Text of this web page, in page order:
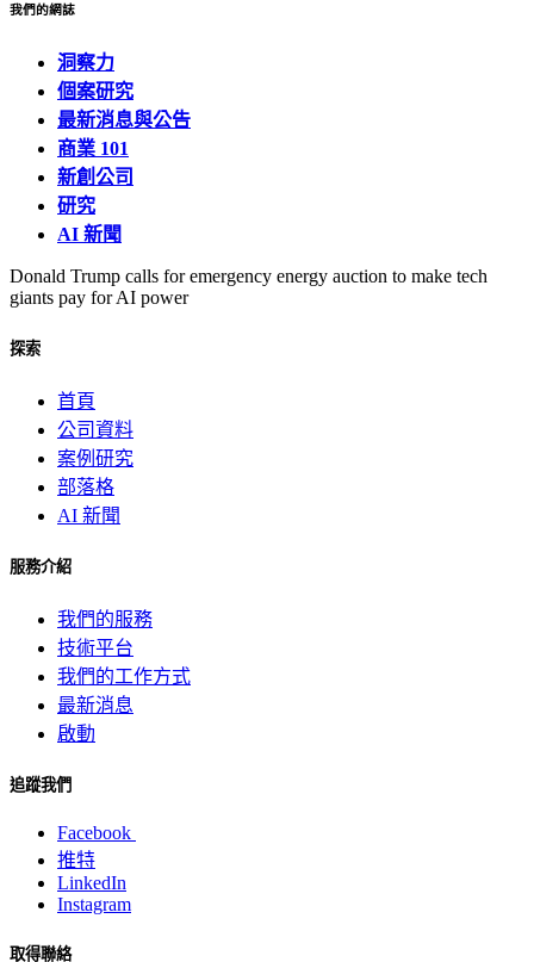
我們的網誌
洞察力
個案研究
最新消息與公告
商業 101
新創公司
研究
AI 新聞
Donald Trump calls for emergency energy auction to make tech
giants pay for AI power
探索
首頁
公司資料
案例研究
部落格
AI 新聞
服務介紹
我們的服務
技術平台
我們的工作方式
最新消息
啟動
追蹤我們
Facebook
推特
LinkedIn
Instagram
取得聯絡